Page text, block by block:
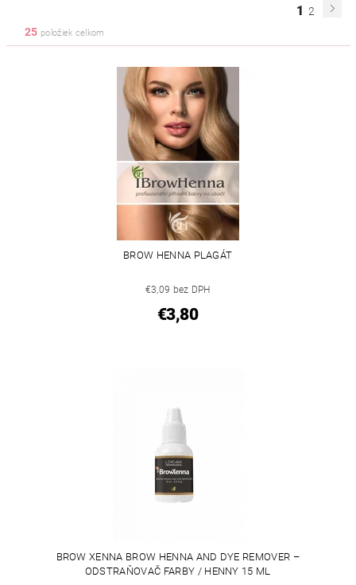
1 2
25 položiek celkom
BROW HENNA PLAGÁT
€3,09 bez DPH
€3,80
BROW XENNA BROW HENNA AND DYE REMOVER –
ODSTRAŇOVAČ FARBY / HENNY 15 ML